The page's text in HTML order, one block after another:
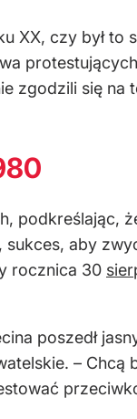
XX, czy był
zgodzili się
aby
rocznica 30
poszedł
–